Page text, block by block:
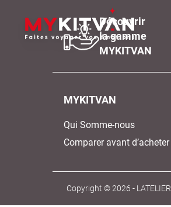
Découvrir
la gamme
MYKITVAN
MYKITVAN
Qui Somme-nous
Comparer avant d’acheter
Copyright © 2026 - LATELIER